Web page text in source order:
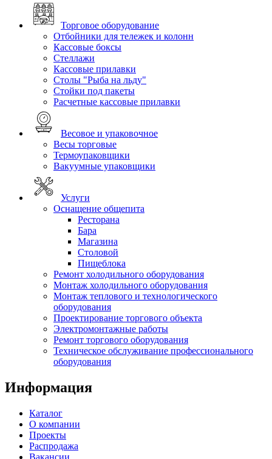
Торговое оборудование
Отбойники для тележек и колонн
Кассовые боксы
Стеллажи
Кассовые прилавки
Столы "Рыба на льду"
Стойки под пакеты
Расчетные кассовые прилавки
Весовое и упаковочное
Весы торговые
Термоупаковщики
Вакуумные упаковщики
Услуги
Оснащение общепита
Ресторана
Бара
Магазина
Столовой
Пищеблока
Ремонт холодильного оборудования
Монтаж холодильного оборудования
Монтаж теплового и технологического
оборудования
Проектирование торгового объекта
Электромонтажные работы
Ремонт торгового оборудования
Техническое обслуживание профессионального
оборудования
Информация
Каталог
О компании
Проекты
Распродажа
Вакансии